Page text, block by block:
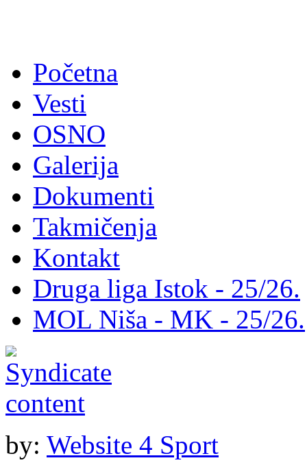
Početna
Vesti
OSNO
Galerija
Dokumenti
Takmičenja
Kontakt
Druga liga Istok - 25/26.
MOL Niša - MK - 25/26.
by: Website 4 Sport